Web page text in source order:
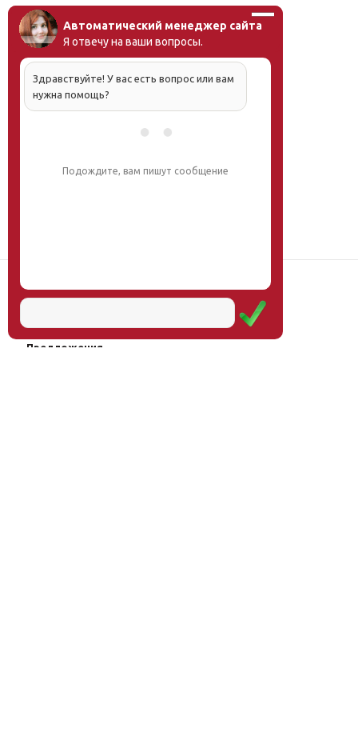
Научная школа
Услуги
Предложения
Автоматический менеджер сайта
Я отвечу на ваши вопросы.
Здравствуйте! У вас есть вопрос или вам
нужна помощь?
Подождите, вам пишут сообщение